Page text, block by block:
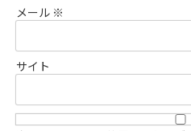
メール ※
サイト